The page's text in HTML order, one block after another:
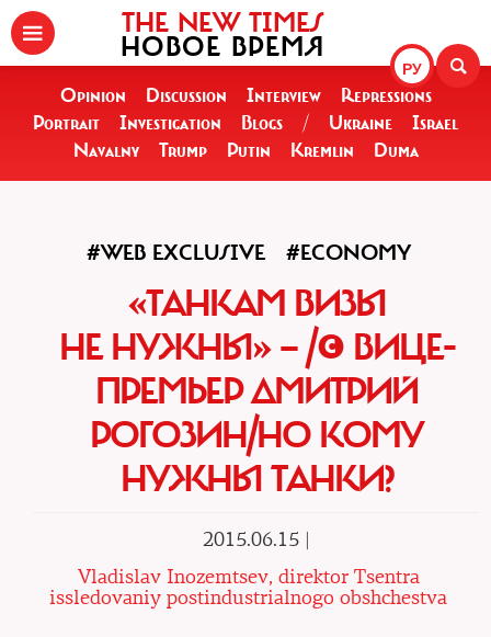
РУ
THE NEW TIMES
НОВОЕ ВРЕМЯ
Opinion Discussion Interview
Repressions
Portrait
Investigation Blogs / Ukraine
Israel
Navalny
Trump Putin Kremlin Duma
#WEB EXCLUSIVE #ECONOMY
«ТАНКАМ ВИЗЫ
НЕ НУЖНЫ» — /© ВИЦЕ-
ПРЕМЬЕР ДМИТРИЙ
РОГОЗИН/НО КОМУ
НУЖНЫ ТАНКИ?
2015.06.15 |
Vladislav Inozemtsev, direktor Tsentra
issledovaniy postindustrialnogo obshchestva